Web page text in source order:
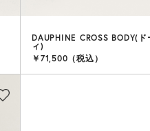
DAUPHINE CROSS BODY(
ィ)
￥71,500（税込）